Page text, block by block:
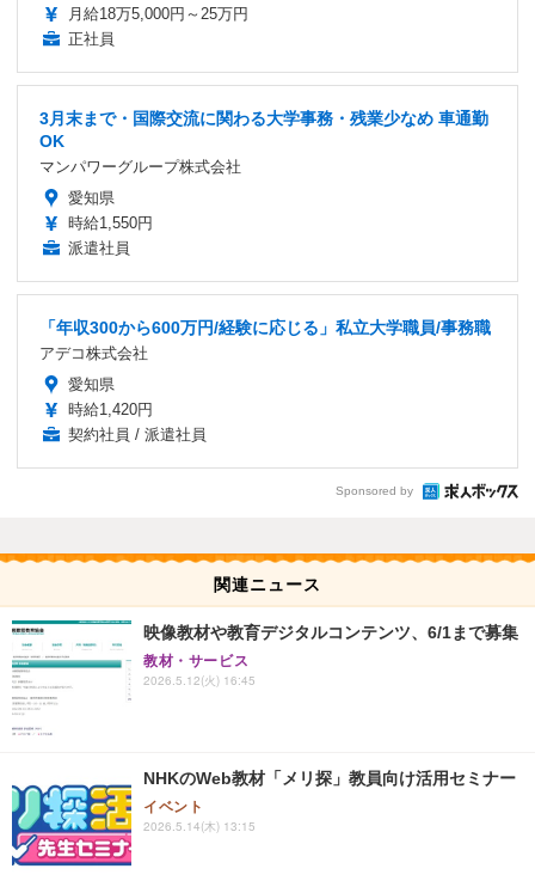
月給18万5,000円～25万円
正社員
3月末まで・国際交流に関わる大学事務・残業少なめ 車通勤
OK
マンパワーグループ株式会社
愛知県
時給1,550円
派遣社員
「年収300から600万円/経験に応じる」私立大学職員/事務職
アデコ株式会社
愛知県
時給1,420円
契約社員 / 派遣社員
Sponsored by
関連ニュース
映像教材や教育デジタルコンテンツ、6/1まで募集
教材・サービス
2026.5.12(火) 16:45
NHKのWeb教材「メリ探」教員向け活用セミナー
イベント
2026.5.14(木) 13:15